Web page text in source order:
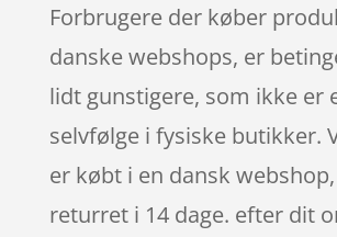
Forbrugere der køber
danske webshops, er
lidt gunstigere, som ikke er
selvfølge i fysiske butikker.
er købt i en dansk
returret i 14 dage. efter dit